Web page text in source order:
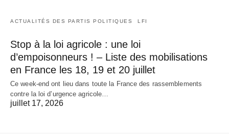
ACTUALITÉS DES PARTIS POLITIQUES LFI
Stop à la loi agricole : une loi
d’empoisonneurs ! – Liste des mobilisations
en France les 18, 19 et 20 juillet
Ce week-end ont lieu dans toute la France des rassemblements
contre la loi d’urgence agricole…
juillet 17, 2026